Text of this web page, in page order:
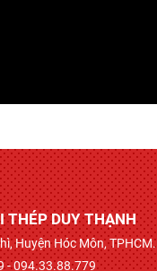
THÉP DUY THẠNH
Huyện Hóc Môn, TPHCM.
- 094.33.88.779